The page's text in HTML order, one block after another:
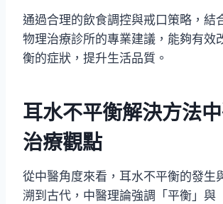
通過合理的飲食調控與戒口策略，結
物理治療診所的專業建議，能夠有效
衡的症狀，提升生活品質。
耳水不平衡解決方法
治療觀點
從中醫角度來看，耳水不平衡的發生
溯到古代，中醫理論強調「平衡」與